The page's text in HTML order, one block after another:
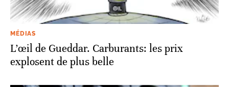
MÉDIAS
L’œil de Gueddar. Carburants: les prix
explosent de plus belle